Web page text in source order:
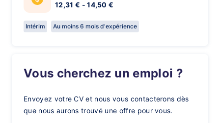
12,31 € - 14,50 €
Intérim Au moins 6 mois d'expérience
Vous cherchez un emploi ?
Envoyez votre CV et nous vous contacterons dès
que nous aurons trouvé une offre pour vous.